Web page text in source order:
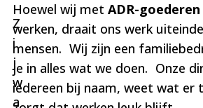
Hoewel wij met ADR-
werken, draait ons werk
mensen. Wij zijn een
je in alles wat we doen. Onze
iedereen bij naam, weet wat er
Z
i
j
w
a